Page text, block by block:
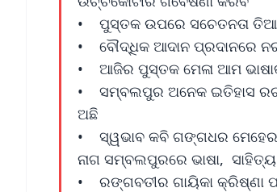
• ପୁସ୍ତକ ଉପରେ ସଚେତନତା
• ବୌଦ୍ଧିକ ଆଦାନ ପ୍ରଦାନରେ
• ଆଜିର ପୁସ୍ତକ ମେଳା ଆମ
• ସମ୍ବଲପୁର ଅନେକ ଇତିହାସ
ଅଛି
• ସ୍ୱଭାବ କବି ଗଙ୍ଗଧର
ନାଗ ସମ୍ବଲପୁରରେ ଭାଷା,
• ରଙ୍ଗବତୀର ଗାୟିକା କ୍ରିଷ୍ଣା